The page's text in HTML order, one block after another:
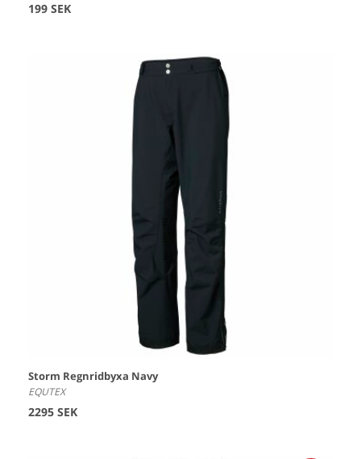
199 SEK
Storm Regnridbyxa Navy
EQUTEX
2295 SEK